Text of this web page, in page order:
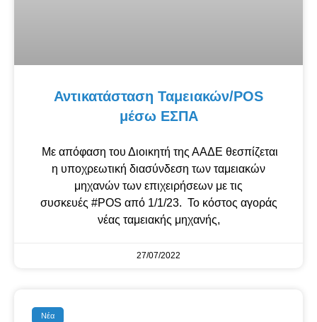
Αντικατάσταση Ταμειακών/POS
μέσω ΕΣΠΑ
Με απόφαση του Διοικητή της ΑΑΔΕ θεσπίζεται
η υποχρεωτική διασύνδεση των ταμειακών
μηχανών των επιχειρήσεων με τις
συσκευές #POS από 1/1/23. Το κόστος αγοράς
νέας ταμειακής μηχανής,
27/07/2022
Νέα